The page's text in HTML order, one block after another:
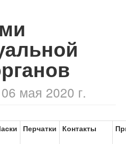
06 мая 2020 г.
Перчатки Контакты